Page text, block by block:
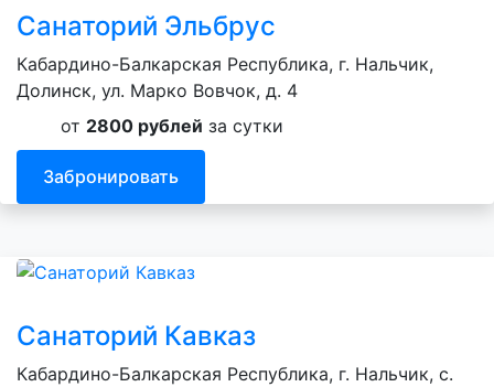
Санаторий Эльбрус
Кабардино-Балкарская Республика, г. Нальчик,
Долинск, ул. Марко Вовчок, д. 4
от 2800 рублей за сутки
Забронировать
Санаторий Кавказ
Кабардино-Балкарская Республика, г. Нальчик, с.